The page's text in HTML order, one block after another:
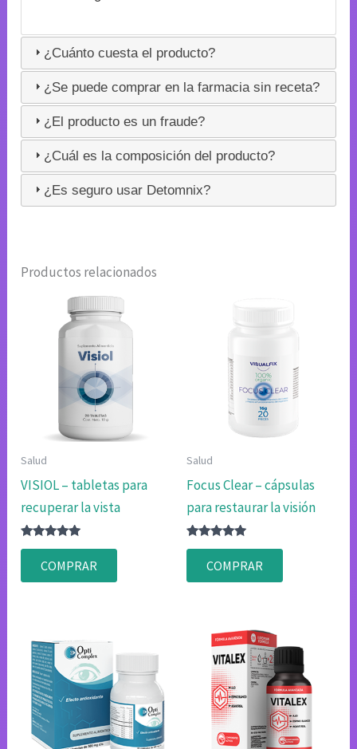
¿Cuánto cuesta el producto?
¿Se puede comprar en la farmacia sin receta?
¿El producto es un fraude?
¿Cuál es la composición del producto?
¿Es seguro usar Detomnix?
Productos relacionados
Salud
VISIOL – tabletas para
recuperar la vista
Valorado
4.75
de 5
COMPRAR
Salud
Focus Clear – cápsulas
para restaurar la visión
Valorado
4.75
de 5
COMPRAR